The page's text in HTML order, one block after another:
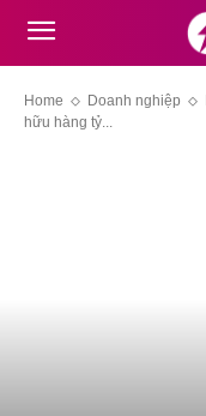
Home Doanh nghiệp
hữu hàng tỷ...